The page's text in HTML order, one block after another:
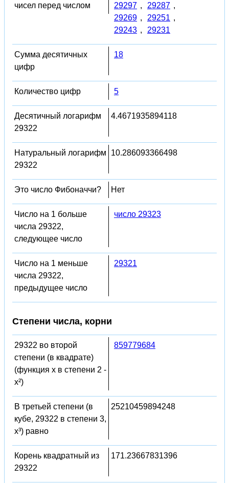
чисел перед числом
29297 , 29287 ,
29269 , 29251 ,
29243 , 29231
Сумма десятичных
цифр
18
Количество цифр 5
Десятичный логарифм
29322
4.4671935894118
Натуральный логарифм
29322
10.286093366498
Это число Фибоначчи? Нет
Число на 1 больше
числа 29322,
следующее число
число 29323
Число на 1 меньше
числа 29322,
предыдущее число
29321
Степени числа, корни
29322 во второй
степени (в квадрате)
(функция x в степени 2 -
x²)
859779684
В третьей степени (в
кубе, 29322 в степени 3,
x³) равно
25210459894248
Корень квадратный из
29322
171.23667831396